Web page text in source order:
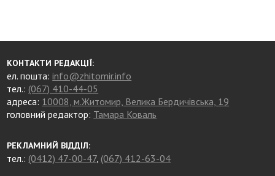
КОНТАКТИ РЕДАКЦІЇ:
ел. пошта:info@zhitomir.info
тел.: (067) 410-44-05
адреса: 10008, м.Житомир, Велика Бердичівська, 19
головний редактор: Тамара Коваль
РЕКЛАМНИЙ ВІДДІЛ:
тел.: (0412) 47-00-47, (067) 412-63-04